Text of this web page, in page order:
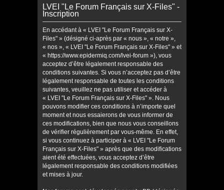
LVEI "Le Forum Français sur X-Files" -
Inscription
En accédant à « LVEI "Le Forum Français sur X-
Files" » (désigné ci-après par « nous », « notre »,
« nos », « LVEI "Le Forum Français sur X-Files" » et
« https://www.epidermiq.com/lvei-forum »), vous
acceptez d’être légalement responsable des
conditions suivantes. Si vous n’acceptez pas d’être
légalement responsable de toutes les conditions
suivantes, veuillez ne pas utiliser et accéder à
« LVEI "Le Forum Français sur X-Files" ». Nous
pouvons modifier ces conditions à n’importe quel
moment et nous essaierons de vous informer de
ces modifications, bien que nous vous conseillons
de vérifier régulièrement par vous-même. En effet,
si vous continuez à participer à « LVEI "Le Forum
Français sur X-Files" » après que des modifications
aient été effectuées, vous acceptez d’être
légalement responsable des conditions modifiées
et mises à jour.